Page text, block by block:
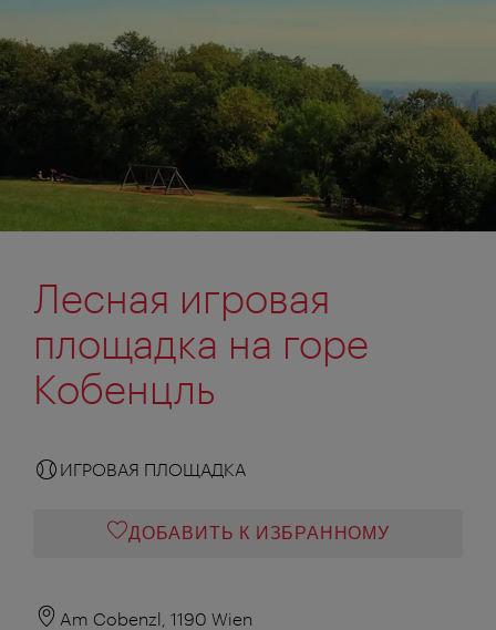
Лесная игровая
площадка на горе
Кобенцль
ИГРОВАЯ ПЛОЩАДКА
ДОБАВИТЬ К ИЗБРАННОМУ
Am Cobenzl, 1190 Wien